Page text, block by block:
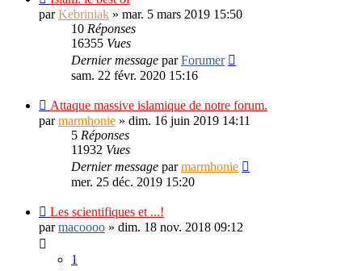
parKebriniak » mar. 5 mars 2019 15:50
10 Réponses
16355 Vues
Dernier message parForumer
sam. 22 févr. 2020 15:16
Attaque massive islamique de notre forum.
parmarmhonie » dim. 16 juin 2019 14:11
5 Réponses
11932 Vues
Dernier message parmarmhonie
mer. 25 déc. 2019 15:20
Les scientifiques et ...!
parmacoooo » dim. 18 nov. 2018 09:12
1